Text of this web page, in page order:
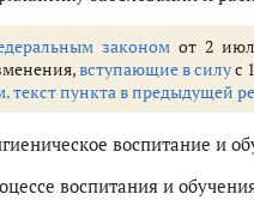
закономот 2
вступающие в силус
текст пункта в предыдущей
воспитание и
воспитания и